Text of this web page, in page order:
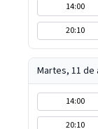
14:00
20:10
Martes, 11 de
14:00
20:10